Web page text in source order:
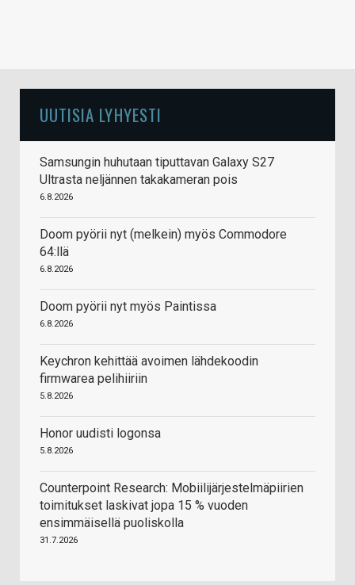
UUTISIA LYHYESTI
Samsungin huhutaan tiputtavan Galaxy S27
Ultrasta neljännen takakameran pois
6.8.2026
Doom pyörii nyt (melkein) myös Commodore
64:llä
6.8.2026
Doom pyörii nyt myös Paintissa
6.8.2026
Keychron kehittää avoimen lähdekoodin
firmwarea pelihiiriin
5.8.2026
Honor uudisti logonsa
5.8.2026
Counterpoint Research: Mobiilijärjestelmäpiirien
toimitukset laskivat jopa 15 % vuoden
ensimmäisellä puoliskolla
31.7.2026